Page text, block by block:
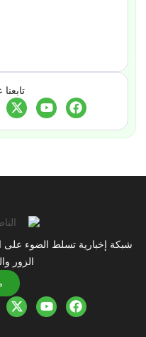
شبكة إخبارية تسلط الضوء
الزور